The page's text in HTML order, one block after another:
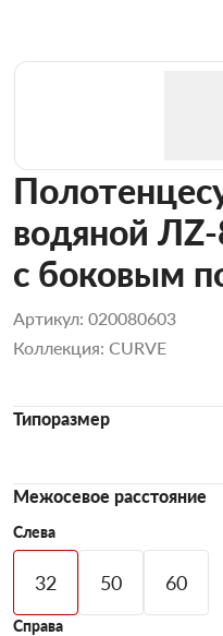
водяной
с боковым
Артикул: 020080603
Коллекция: CURVE
Типоразмер
Межосевое расстояние
Слева
32 50 60
Справа